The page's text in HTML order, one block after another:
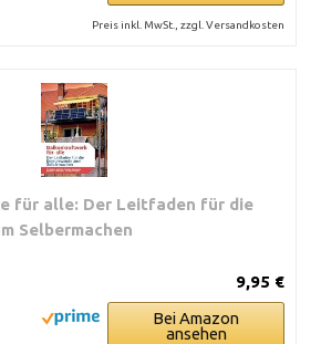
Preis inkl. MwSt., zzgl. Versandkosten
für alle: Der Leitfaden für die
Selbermachen
9,95 €
Bei Amazon
ansehen